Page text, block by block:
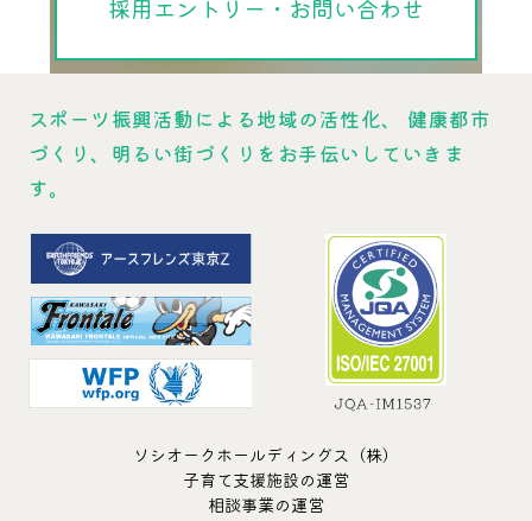
採用エントリー・お問い合わせ
スポーツ振興活動による地域の活性化、
健康都市
づくり、明るい街づくりをお手伝いしていきま
す。
ソシオークホールディングス（株）
子育て支援施設の運営
相談事業の運営